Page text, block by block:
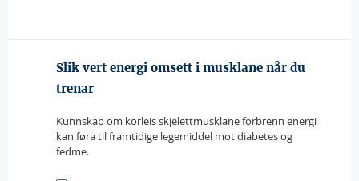
Slik vert energi omsett i musklane når du
trenar
Kunnskap om korleis skjelettmusklane forbrenn energi
kan føra til framtidige legemiddel mot diabetes og
fedme.